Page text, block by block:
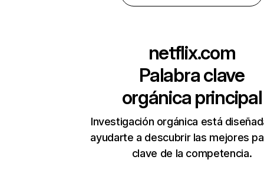
netflix.com
Palabra clave
orgánica principal
Investigación orgánica está
ayudarte a descubrir las mejores
clave de la competencia.